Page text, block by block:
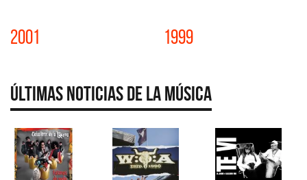
2001 1999
Últimas Noticias de la Música